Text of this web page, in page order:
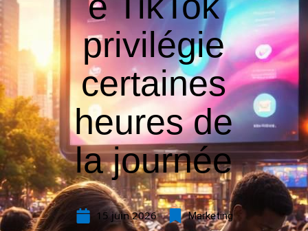
privilégie
certaines
heures de
la journée
15 juin 2026 Marketing